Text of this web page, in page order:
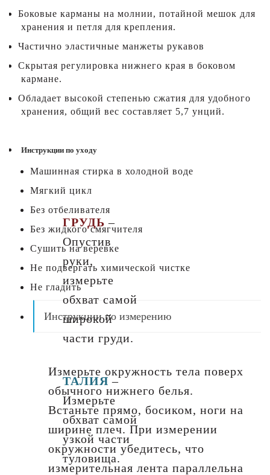
Боковые карманы на молнии, потайной мешок для
хранения и петля для крепления.
Частично эластичные манжеты рукавов
Скрытая регулировка нижнего края в боковом
кармане.
Обладает высокой степенью сжатия для удобного
хранения, общий вес составляет 5,7 унций.
Инструкции по уходу
Машинная стирка в холодной воде
Мягкий цикл
Без отбеливателя
Без жидкого смягчителя
Сушить на веревке
Не подвергать химической чистке
Не гладить
Инструкции по измерению
Измерьте окружность тела поверх
обычного нижнего белья.
Встаньте прямо, босиком, ноги на
ширине плеч. При измерении
окружности убедитесь, что
измерительная лента параллельна
ГРУДЬ –
Опустив
руки,
измерьте
обхват самой
широкой
части груди.
ТАЛИЯ –
Измерьте
обхват самой
узкой части
туловища.